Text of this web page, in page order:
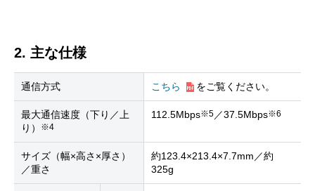
2. 主な仕様
通信方式 こちら をご覧ください。
最大通信速度（下り／上
り）
※4
112.5Mbps※5／37.5Mbps※6
サイズ（幅×高さ×厚さ）
／重さ
約123.4×213.4×7.7mm／約
325g